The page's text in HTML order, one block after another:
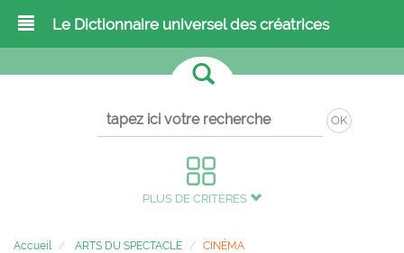
Le Dictionnaire universel des créatrices
OK
PLUS DE CRITÈRES
Accueil ARTS DU SPECTACLE CINÉMA